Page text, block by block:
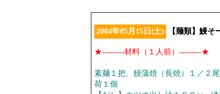
2004年05月15日(土) 【麺類】鰻そ
★---------材料（１人前）---------★
素麺１把、鰻蒲焼（長焼）１／２
荷１個